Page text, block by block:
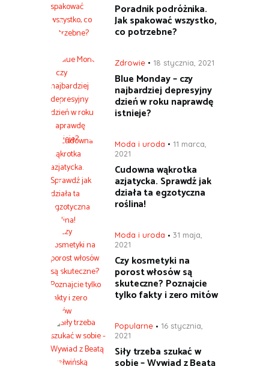
Poradnik podróżnika.
Jak spakować wszystko,
co potrzebne?
Zdrowie 18 stycznia, 2021
Blue Monday – czy
najbardziej depresyjny
dzień w roku naprawdę
istnieje?
Moda i uroda
11 marca,
2021
Cudowna wąkrotka
azjatycka. Sprawdź jak
działa ta egzotyczna
roślina!
Moda i uroda
31 maja,
2021
Czy kosmetyki na
porost włosów są
skuteczne? Poznajcie
tylko fakty i zero mitów
Popularne
16 stycznia,
2021
Siły trzeba szukać w